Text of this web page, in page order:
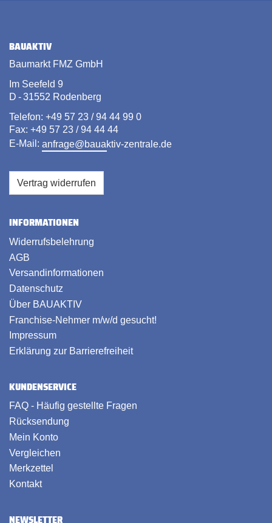
BAUAKTIV
Baumarkt FMZ GmbH
Im Seefeld 9
D - 31552 Rodenberg
Telefon: +49 57 23 / 94 44 99 0
Fax: +49 57 23 / 94 44 44
E-Mail: anfrage@bauaktiv-zentrale.de
Vertrag widerrufen
INFORMATIONEN
Widerrufsbelehrung
AGB
Versandinformationen
Datenschutz
Über BAUAKTIV
Franchise-Nehmer m/w/d gesucht!
Impressum
Erklärung zur Barrierefreiheit
KUNDENSERVICE
FAQ - Häufig gestellte Fragen
Rücksendung
Mein Konto
Vergleichen
Merkzettel
Kontakt
NEWSLETTER